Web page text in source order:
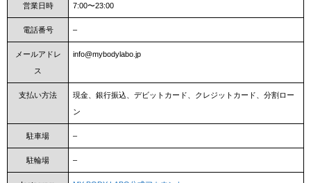
営業日時 7:00〜23:00
電話番号 –
メールアドレ
ス
info@mybodylabo.jp
支払い方法
現金、銀行振込、デビットカード、クレジットカード、分割ロー
ン
駐車場 –
駐輪場 –